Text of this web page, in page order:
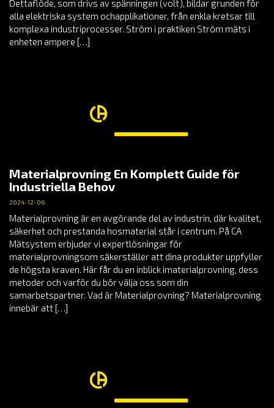
Dettaflöde, som drivs av spänningen (volt), bildar grunden för
alla elektriska system ochapplikationer, från enkla kretsar till
komplexa industriprocesser. Ström i praktiken Ström mäts i
enheten ampere […]
Materialprovning En Komplett Guide för
Industriella Behov
2024-12-06
Materialprovning är en avgörande del av industrin, där kvalitet,
säkerhet och prestanda hosmaterial står i centrum. På CA
Mätsystem erbjuder vi expertlösningar för
materialprovningsom säkerställer att dina produkter uppfyller
de högsta kraven. Här får du en inblick imaterialprovning, dess
metoder och varför du bör välja oss som din
samarbetspartner. Vad är Materialprovning? Materialprovning
innebär att […]